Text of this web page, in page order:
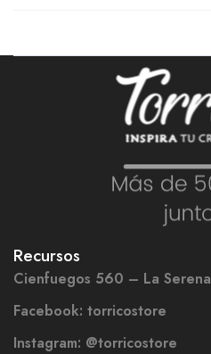
Recursos
Cienfuegos 560 – La Serena
Facebook: torricostore
Instagram: @torricostore